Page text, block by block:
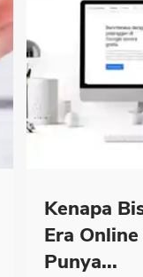
Kenapa
Era
Punya...